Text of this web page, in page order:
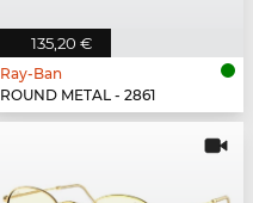
135,20 €
Ray-Ban
ROUND METAL - 2861